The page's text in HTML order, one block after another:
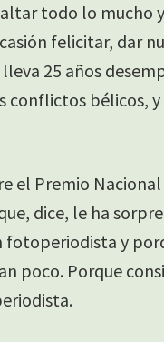
todo lo mucho
felicitar, dar
25 años
bélicos,
el Premio
dice, le ha
y
poco. Porque